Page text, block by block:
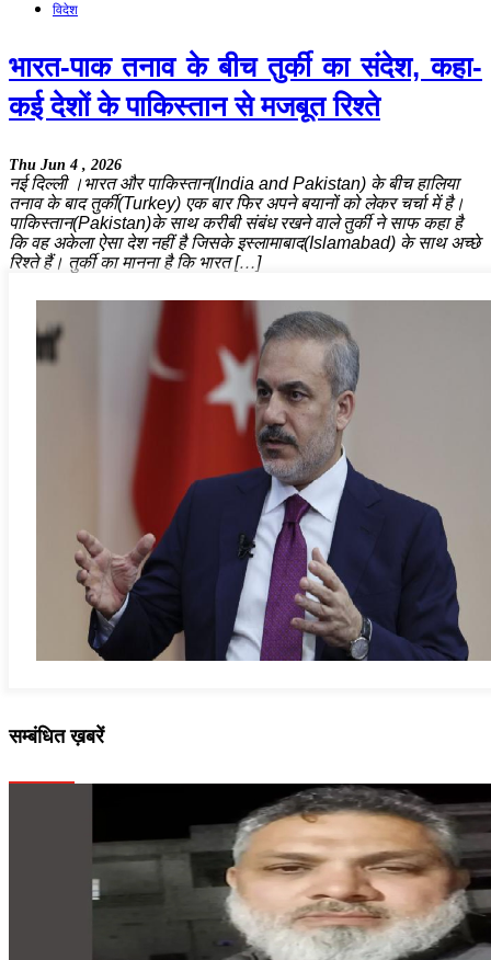
विदेश
भारत-पाक तनाव के बीच तुर्की का संदेश, कहा-
कई देशों के पाकिस्तान से मजबूत रिश्ते
Thu Jun 4 , 2026
नई दिल्ली ।भारत और पाकिस्तान(India and Pakistan) के बीच हालिया
तनाव के बाद तुर्की(Turkey) एक बार फिर अपने बयानों को लेकर चर्चा में है।
पाकिस्तान(Pakistan)के साथ करीबी संबंध रखने वाले तुर्की ने साफ कहा है
कि वह अकेला ऐसा देश नहीं है जिसके इस्लामाबाद(Islamabad) के साथ अच्छे
रिश्ते हैं। तुर्की का मानना है कि भारत […]
सम्बंधित ख़बरें